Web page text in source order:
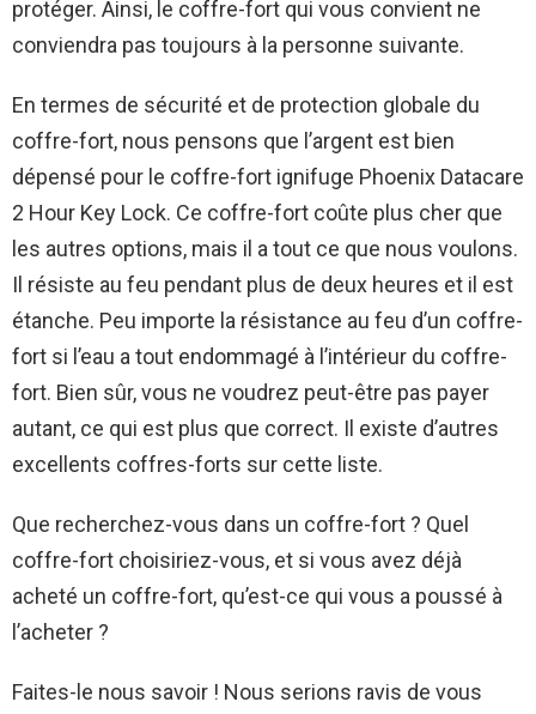
protéger. Ainsi, le coffre-fort qui vous convient ne
conviendra pas toujours à la personne suivante.
En termes de sécurité et de protection globale du
coffre-fort, nous pensons que l’argent est bien
dépensé pour le coffre-fort ignifuge Phoenix Datacare
2 Hour Key Lock. Ce coffre-fort coûte plus cher que
les autres options, mais il a tout ce que nous voulons.
Il résiste au feu pendant plus de deux heures et il est
étanche. Peu importe la résistance au feu d’un coffre-
fort si l’eau a tout endommagé à l’intérieur du coffre-
fort. Bien sûr, vous ne voudrez peut-être pas payer
autant, ce qui est plus que correct. Il existe d’autres
excellents coffres-forts sur cette liste.
Que recherchez-vous dans un coffre-fort ? Quel
coffre-fort choisiriez-vous, et si vous avez déjà
acheté un coffre-fort, qu’est-ce qui vous a poussé à
l’acheter ?
Faites-le nous savoir ! Nous serions ravis de vous